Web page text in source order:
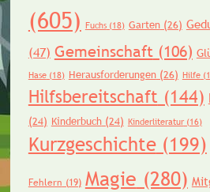
(605) Fuchs(18) Garten(26)
(47) Gemeinschaft(106)
Hase(18) Herausforderungen(26) Hilfe
Hilfsbereitschaft (144)
(24) Kinderbuch(24) Kinderliteratur(16)
Kurzgeschichte(199)
Fehlern (19) Magie (280)